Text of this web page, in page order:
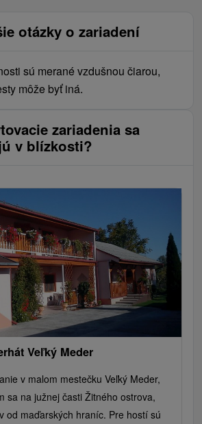
otázky o zariadení
sú merané vzdušnou čiarou,
môže byť iná.
zariadenia sa
v blízkosti?
Veľký Meder
v malom mestečku Veľký Meder,
sa na južnej časti Žitného ostrova,
od maďarských hraníc. Pre hostí sú